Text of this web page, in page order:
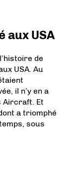
aux USA
de
USA. Au
il n’y en a
Aircraft. Et
a triomphé
sous